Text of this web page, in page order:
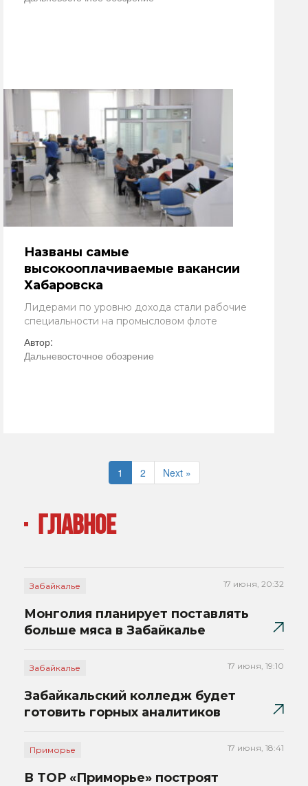
Названы самые
высокооплачиваемые вакансии
Хабаровска
Лидерами по уровню дохода стали рабочие
специальности на промысловом флоте
Автор:
Дальневосточное обозрение
1 2 Next »
ГЛАВНОЕ
Забайкалье 17 июня, 20:32
Монголия планирует поставлять
больше мяса в Забайкалье
Забайкалье 17 июня, 19:10
Забайкальский колледж будет
готовить горных аналитиков
Приморье 17 июня, 18:41
В ТОР «Приморье» построят